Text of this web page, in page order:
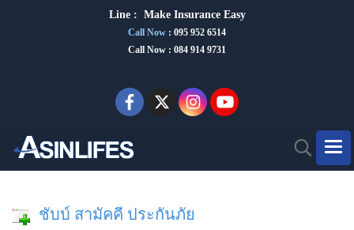
Line : Make Insurance Easy
Call Now : 095 952 6514
Call Now : 084 914 9731
ชับบ์ สามัคคี ประกันภัย